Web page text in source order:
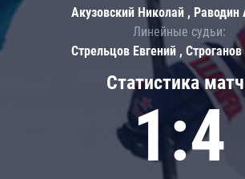
Статистика
1:4
Акузовский Николай , Раводин
Линейные судьи:
Стрельцов Евгений ,